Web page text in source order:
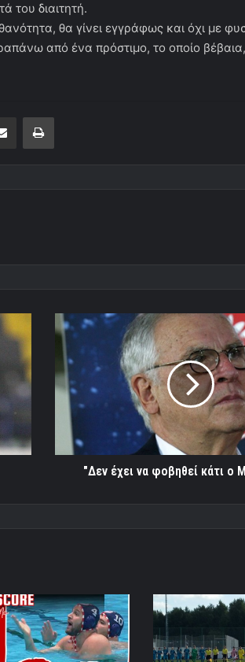
του διαιτητή.
θα γίνει εγγράφως και όχι με
από ένα πρόστιμο, το οποίο
Κοινοποίηση μέσω ηλεκτρονικού ταχυδρομείουΕκτύπωση
"Δεν
έχει
φοβηθεί
κάτι
Μαρινάκης"
"Δεν έχει να φοβηθεί κάτι ο